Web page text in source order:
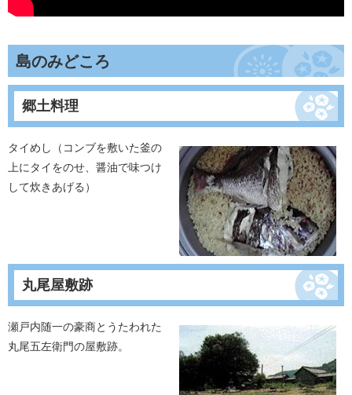
島のみどころ
郷土料理
タイめし（コンブを敷いた釜の
上にタイをのせ、醤油で味つけ
して炊きあげる）
丸尾屋敷跡
瀬戸内随一の豪商とうたわれた
丸尾五左衛門の屋敷跡。